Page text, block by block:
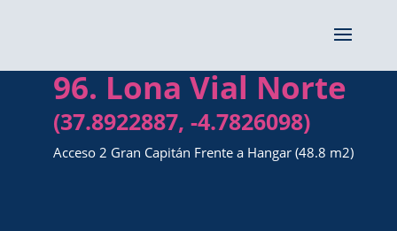
96. Lona Vial Norte
(37.8922887, -4.7826098)
Acceso 2 Gran Capitán Frente a Hangar (48.8 m2)